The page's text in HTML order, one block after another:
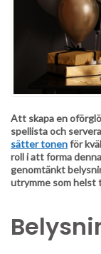
Att skapa en
spellista och
sätter tonenför
roll i att forma
genomtänkt
utrymme som helst